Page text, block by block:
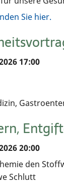
Sie hier.
17:00
20:00
den
Schlutt